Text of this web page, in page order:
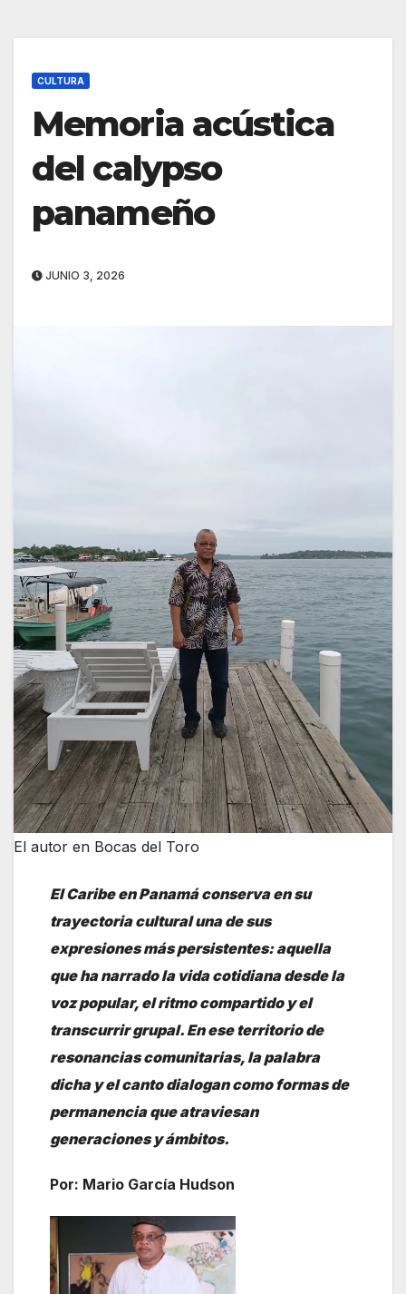
CULTURA
Memoria acústica
del calypso
panameño
JUNIO 3, 2026
El autor en Bocas del Toro
El Caribe en Panamá conserva en su
trayectoria cultural una de sus
expresiones más persistentes: aquella
que ha narrado la vida cotidiana desde la
voz popular, el ritmo compartido y el
transcurrir grupal. En ese territorio de
resonancias comunitarias, la palabra
dicha y el canto dialogan como formas de
permanencia que atraviesan
generaciones y ámbitos.
Por: Mario García Hudson